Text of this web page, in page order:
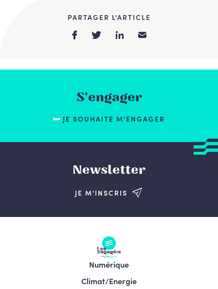
PARTAGER L'ARTICLE
S'engager
JE SOUHAITE M'ENGAGER
Newsletter
JE M'INSCRIS
Numérique
Climat/Energie